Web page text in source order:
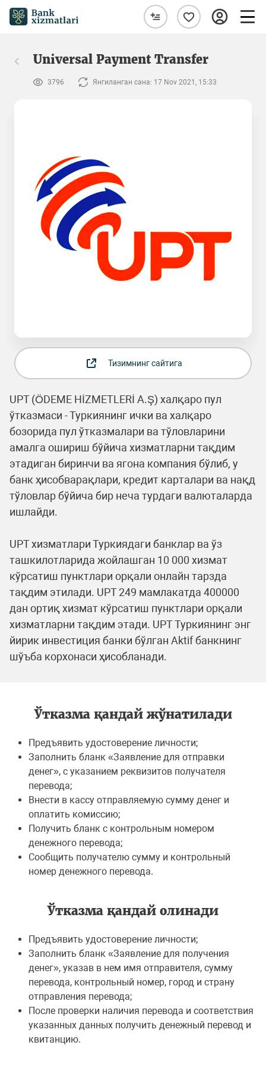
Universal Payment Transfer
3796 Янгиланган сана: 17 Nov 2021, 15:33
Тизимнинг сайтига
UPT (ÖDEME HİZMETLERİ A.Ş) халқаро пул
ўтказмаси - Туркиянинг ички ва халқаро
бозорида пул ўтказмалари ва тўловларини
амалга ошириш бўйича хизматларни тақдим
этадиган биринчи ва ягона компания бўлиб, у
банк ҳисобварақлари, кредит карталари ва нақд
тўловлар бўйича бир неча турдаги валюталарда
ишлайди.
UPT хизматлари Туркиядаги банклар ва ўз
ташкилотларида жойлашган 10 000 хизмат
кўрсатиш пунктлари орқали онлайн тарзда
тақдим этилади. UPT 249 мамлакатда 400000
дан ортиқ хизмат кўрсатиш пунктлари орқали
хизматларни тақдим этади. UPT Туркиянинг энг
йирик инвестиция банки бўлган Aktif банкнинг
шўъба корхонаси ҳисобланади.
Ўтказма қандай жўнатилади
Предъявить удостоверение личности;
Заполнить бланк «Заявление для отправки
денег», с указанием реквизитов получателя
перевода;
Внести в кассу отправляемую сумму денег и
оплатить комиссию;
Получить бланк с контрольным номером
денежного перевода;
Сообщить получателю сумму и контрольный
номер денежного перевода.
Ўтказма қандай олинади
Предъявить удостоверение личности;
Заполнить бланк «Заявление для получения
денег», указав в нем имя отправителя, сумму
перевода, контрольный номер, город и страну
отправления перевода;
После проверки наличия перевода и соответствия
указанных данных получить денежный перевод и
квитанцию.